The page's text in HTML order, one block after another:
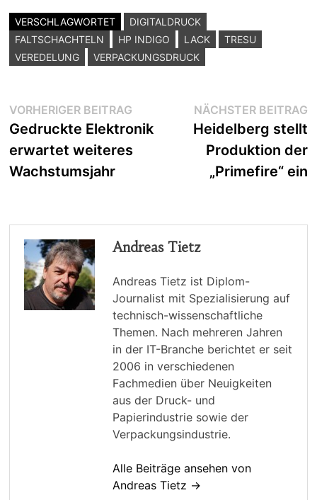
VERSCHLAGWORTET
DIGITALDRUCK
FALTSCHACHTELN
HP INDIGO LACK
TRESU
VEREDELUNG
VERPACKUNGSDRUCK
Beitragsnavigation
VORHERIGER BEITRAGVorheriger
Beitrag:
Gedruckte Elektronik
erwartet weiteres
Wachstumsjahr
NÄCHSTER BEITRAG
Heidelberg stellt
Produktion der
„Primefire“ ein
Andreas Tietz
Andreas Tietz ist Diplom-
Journalist mit Spezialisierung auf
technisch-wissenschaftliche
Themen. Nach mehreren Jahren
in der IT-Branche berichtet er seit
2006 in verschiedenen
Fachmedien über Neuigkeiten
aus der Druck- und
Papierindustrie sowie der
Verpackungsindustrie.
Alle Beiträge ansehen von
Andreas Tietz →